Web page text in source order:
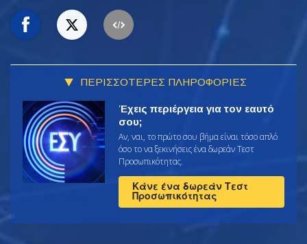
ΠΕΡΙΣΣΟΤΕΡΕΣ ΠΛΗΡΟΦΟΡΙΕΣ
Έχεις περιέργεια για τον εαυτό
σου;
Αν, ναι, το πρώτο σου βήμα είναι τόσο απλό
όσο το να ξεκινήσεις ένα δωρεάν Τεστ
Προσωπικότητας.
Κάνε ένα δωρεάν Τεστ
Προσωπικότητας